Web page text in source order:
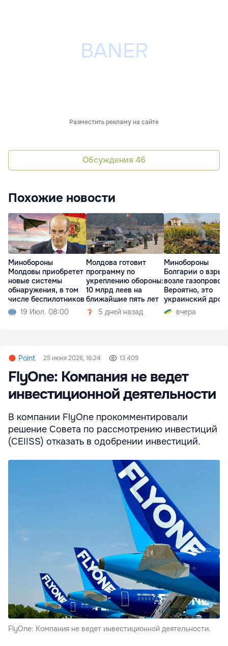
Разместить рекламу на сайте
Обсуждения 46
Похожие новости
Минобороны
Молдовы приобретет
новые системы
обнаружения, в том
числе беспилотников
19 Июл. 08:00
Молдова готовит
программу по
укреплению обороны:
10 млрд леев на
ближайшие пять лет
5 дней назад
Минобороны
Болгарии о
возле
Вероятно, это
украинский дрон
вчера
Point 25 июня 2026, 16:24 13 409
FlyOne: Компания не ведет
инвестиционной деятельности
В компании FlyOne прокомментировали
решение Совета по рассмотрению инвестиций
(CEIISS) отказать в одобрении инвестиций.
FlyOne: Компания не ведет инвестиционной деятельности.